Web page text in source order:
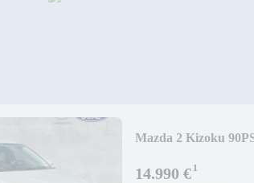
Mazda 2 Kizoku
14.990 €¹